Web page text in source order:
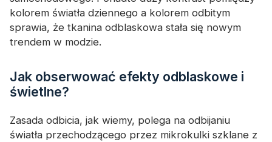
kolorem światła dziennego a kolorem odbitym
sprawia, że ​​tkanina odblaskowa stała się nowym
trendem w modzie.
Jak obserwować efekty odblaskowe i
świetlne?
Zasada odbicia, jak wiemy, polega na odbijaniu
światła przechodzącego przez mikrokulki szklane z